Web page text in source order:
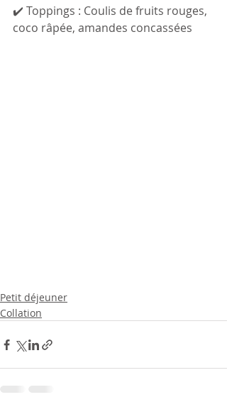
✔️ Toppings : Coulis de fruits rouges,
coco râpée, amandes concassées
Petit déjeuner
Collation